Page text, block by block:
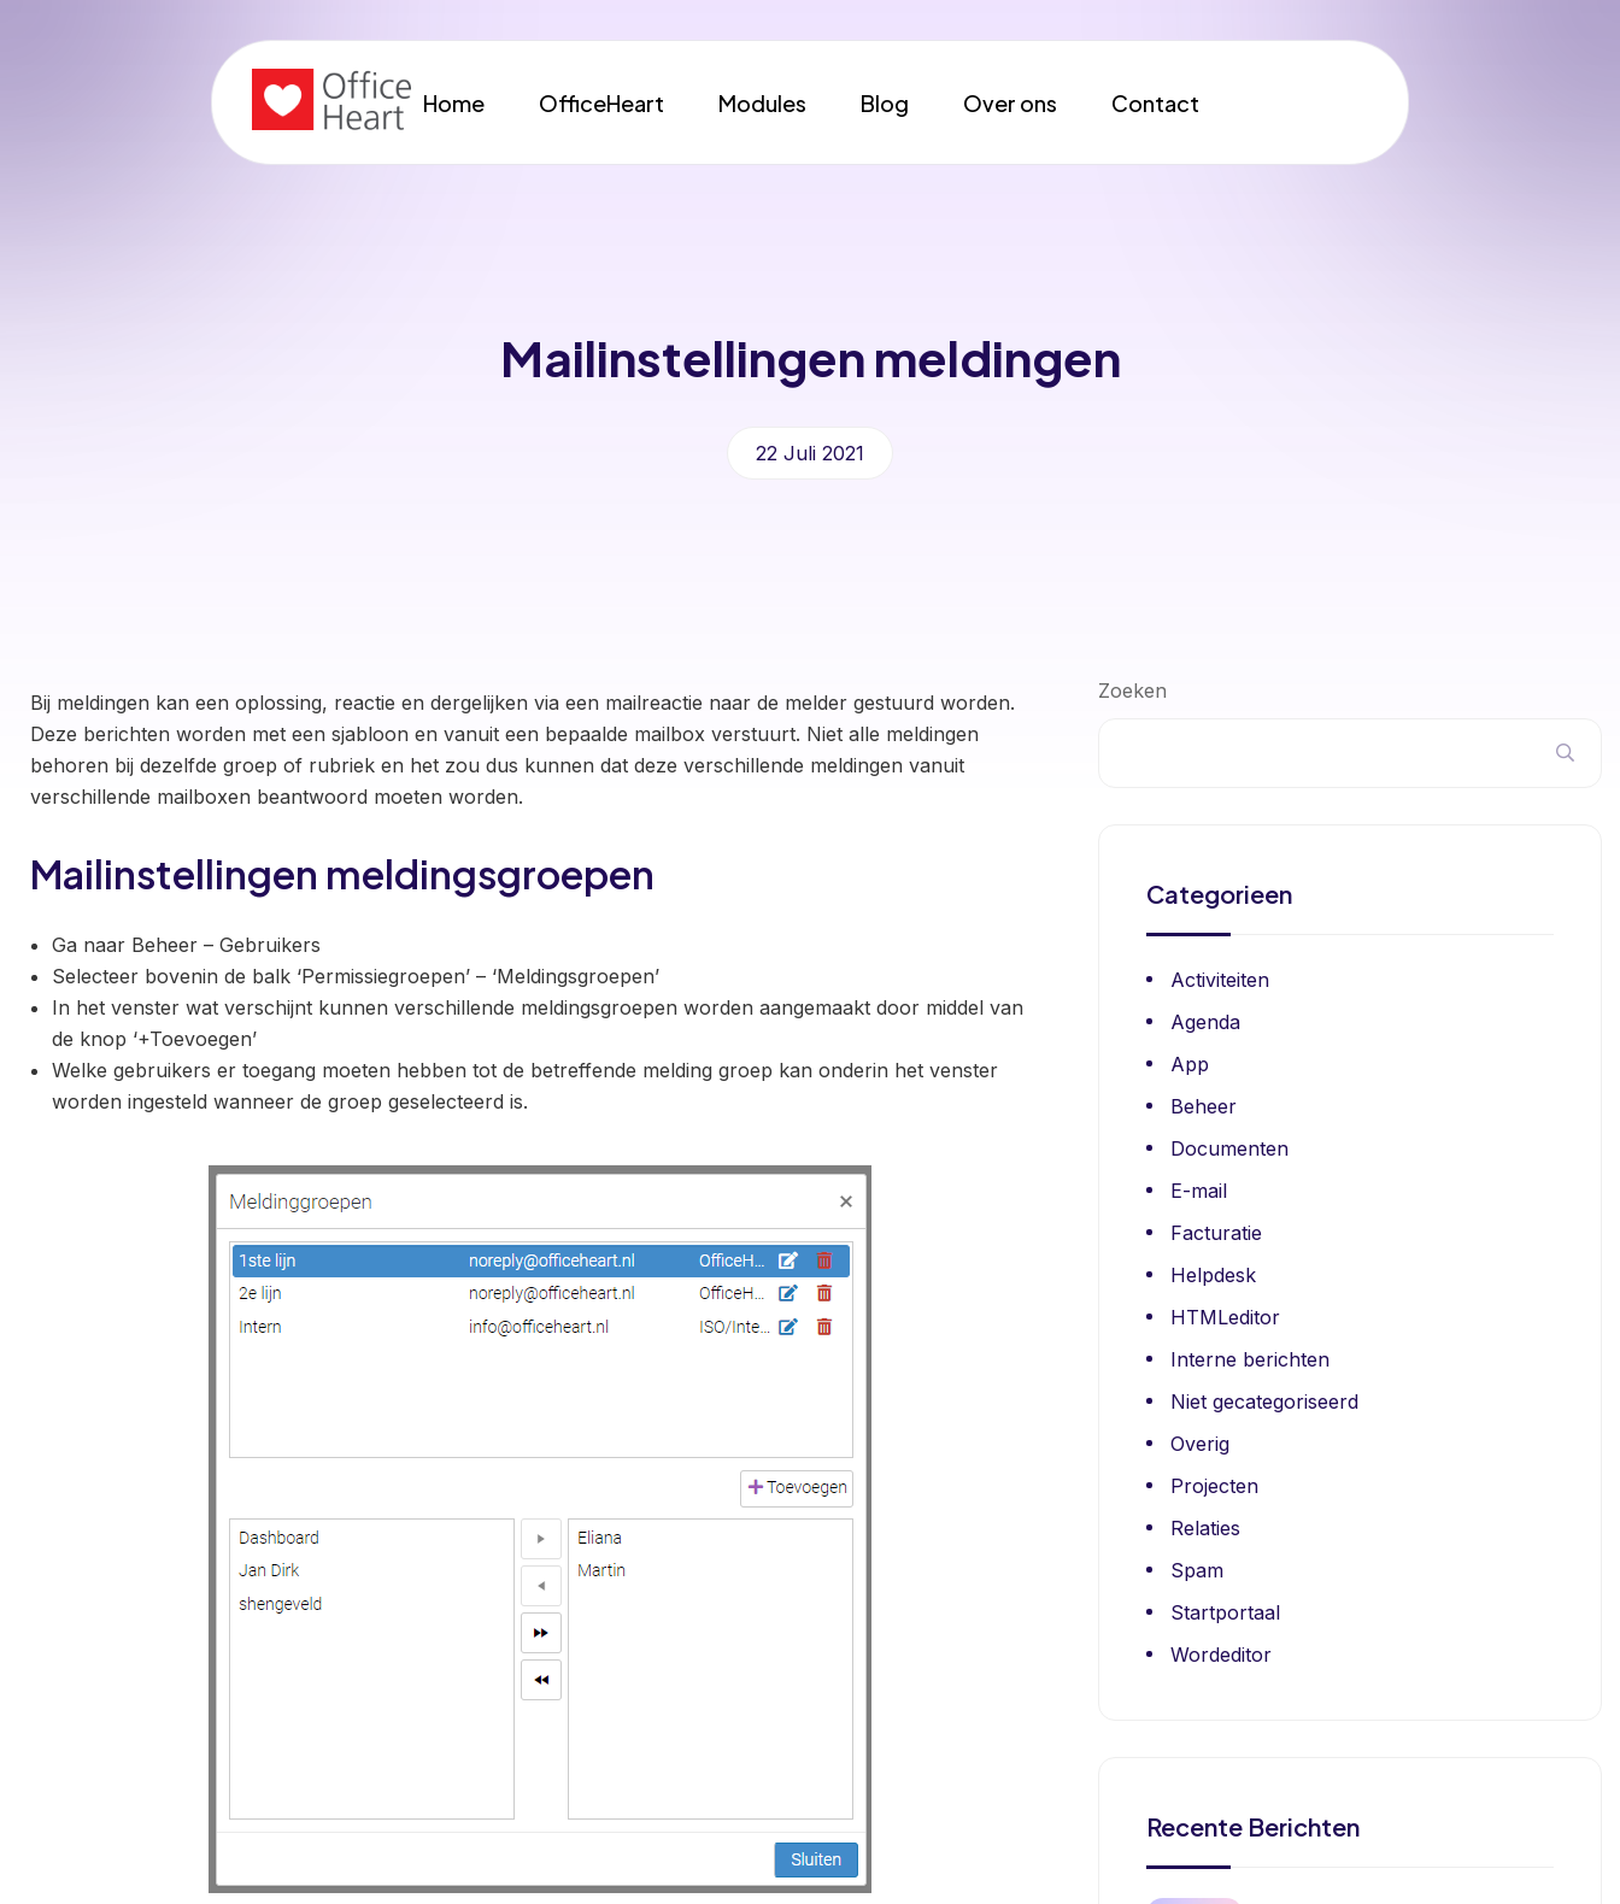
Home OfficeHeart Modules Blog Over ons Contact
Mailinstellingen meldingen
22 Juli 2021
Bij meldingen kan een oplossing, reactie en dergelijken via een mailreactie naar de melder gestuurd worden.
Deze berichten worden met een sjabloon en vanuit een bepaalde mailbox verstuurt. Niet alle meldingen
behoren bij dezelfde groep of rubriek en het zou dus kunnen dat deze verschillende meldingen vanuit
verschillende mailboxen beantwoord moeten worden.
Mailinstellingen meldingsgroepen
Ga naar Beheer – Gebruikers
Selecteer bovenin de balk ‘Permissiegroepen’ – ‘Meldingsgroepen’
In het venster wat verschijnt kunnen verschillende meldingsgroepen worden aangemaakt door middel van
de knop ‘+Toevoegen’
Welke gebruikers er toegang moeten hebben tot de betreffende melding groep kan onderin het venster
worden ingesteld wanneer de groep geselecteerd is.
Zoeken
Categorieen
Activiteiten
Agenda
App
Beheer
Documenten
E-mail
Facturatie
Helpdesk
HTMLeditor
Interne berichten
Niet gecategoriseerd
Overig
Projecten
Relaties
Spam
Startportaal
Wordeditor
Recente Berichten